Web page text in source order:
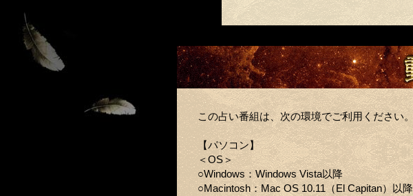
この占い番組は、次の環境でご利用ください。
【パソコン】
＜OS＞
○Windows：Windows Vista以降
○Macintosh：Mac OS 10.11（El Capitan）以降